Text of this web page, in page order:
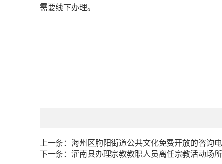
需要线下办理。
上一条： 海州区朐阳街道公共文化免费开放的咨询
下一条： 灌南县办理宗教教职人员离任宗教活动场